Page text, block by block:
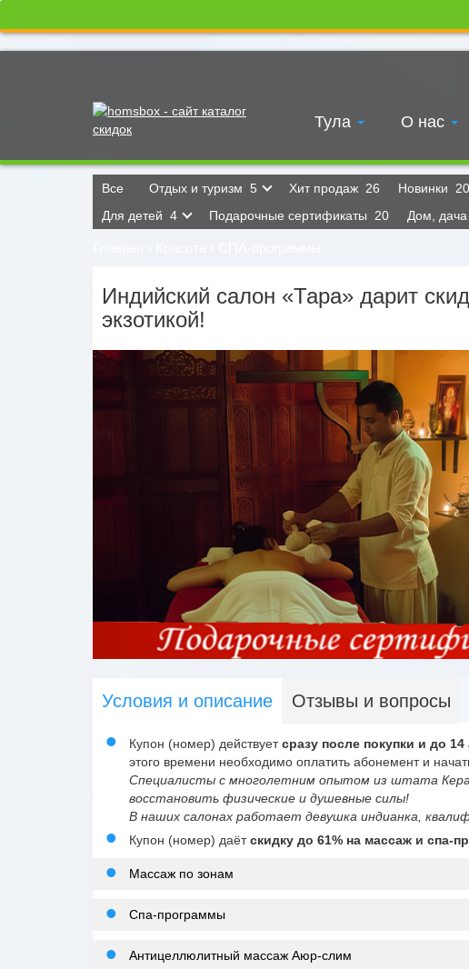
Тула О нас
Все Отдых и туризм 5 Хит продаж 26 Новинки 20
Для детей 4 Подарочные сертификаты 20 Дом,
Индийский салон «Тара» дарит
экзотикой!
Условия и описание Отзывы и вопросы
Купон (номер) действуетсразу после покупки и до 14
этого времени необходимо оплатить абонемент и
Специалисты с многолетним опытом из штата
восстановить физические и душевные силы!
В наших салонах работает девушка индианка,
Купон (номер) даётскидку до 61% на массаж и спа-
Массаж по зонам
Спа-программы
Антицеллюлитный массаж Аюр-слим